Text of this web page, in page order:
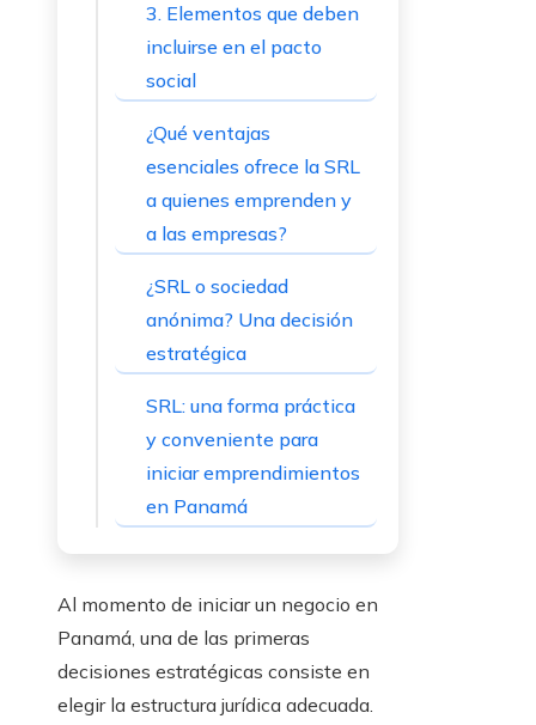
3. Elementos que deben
incluirse en el pacto
social
¿Qué ventajas
esenciales ofrece la SRL
a quienes emprenden y
a las empresas?
¿SRL o sociedad
anónima? Una decisión
estratégica
SRL: una forma práctica
y conveniente para
iniciar emprendimientos
en Panamá
Al momento de iniciar un negocio en
Panamá, una de las primeras
decisiones estratégicas consiste en
elegir la estructura jurídica adecuada.